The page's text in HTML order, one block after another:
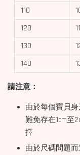
110
120
130
140
請注意：
由於每個寶貝
難免存在1cm至
擇
由於尺碼問題